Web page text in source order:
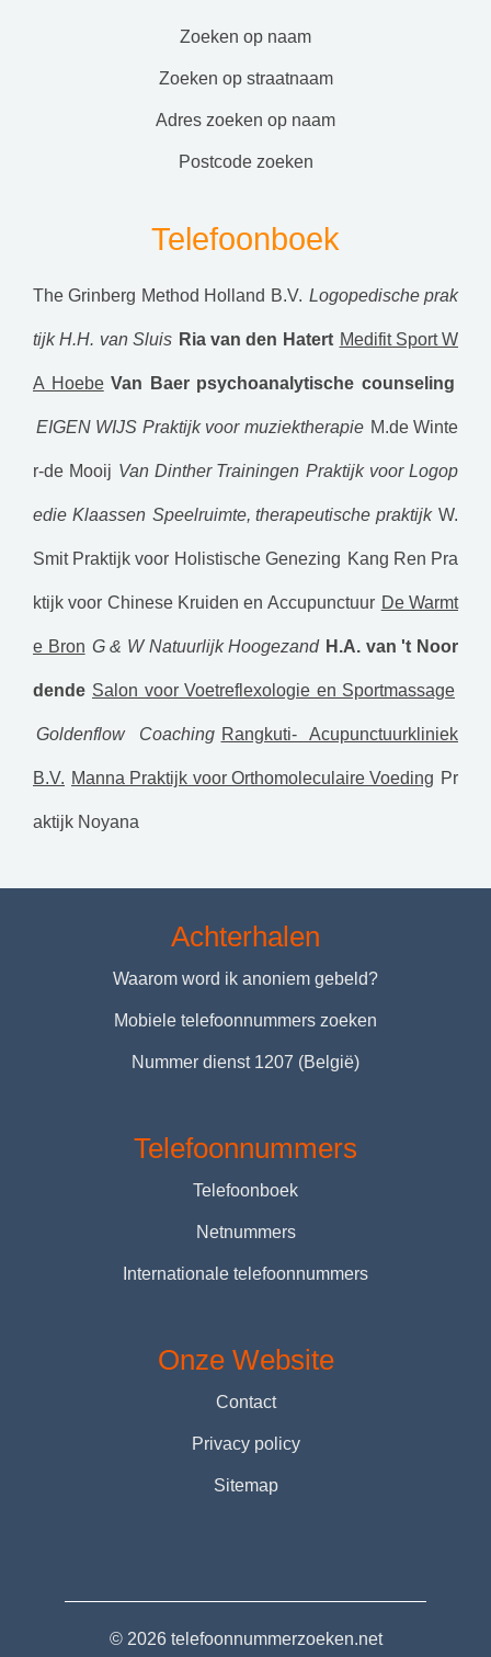
zoeken op naam
zoeken op straatnaam
adres zoeken op naam
postcode zoeken
Telefoonboek
The Grinberg Method Holland B.V. Logopedische prak
tijk H.H. van Sluis Ria van den Hatert Medifit Sport W
A Hoebe Van Baer psychoanalytische counseling
EIGEN WIJS Praktijk voor muziektherapie M.de Winte
r-de Mooij Van Dinther Trainingen Praktijk voor Logop
edie Klaassen Speelruimte, therapeutische praktijk W.
Smit Praktijk voor Holistische Genezing Kang Ren Pra
ktijk voor Chinese Kruiden en Accupunctuur De Warmt
e Bron G & W Natuurlijk Hoogezand H.A. van 't Noor
dende Salon voor Voetreflexologie en Sportmassage
Goldenflow Coaching Rangkuti- Acupunctuurkliniek
B.V. Manna Praktijk voor Orthomoleculaire Voeding Pr
aktijk Noyana
Achterhalen
Waarom word ik anoniem gebeld?
Mobiele telefoonnummers zoeken
Nummer dienst 1207 (België)
Telefoonnummers
Telefoonboek
Netnummers
Internationale telefoonnummers
Onze Website
Contact
Privacy policy
Sitemap
© 2026 telefoonnummerzoeken.net